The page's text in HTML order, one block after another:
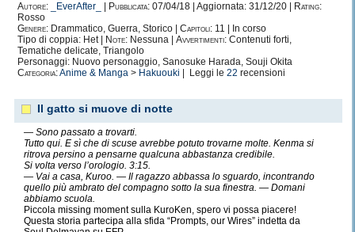
Autore:
_EverAfter_ Pubblicata: 07/04/18 | Aggiornata: 31/12/20 |
Rating:
Rosso
Genere: Drammatico, Guerra, Storico | Capitoli: 11 | In corso
Tipo di coppia: Het |
Note: Nessuna | Avvertimenti: Contenuti forti,
Tematiche delicate, Triangolo
Personaggi: Nuovo personaggio, Sanosuke Harada, Souji Okita
Categoria:Anime & Manga > Hakuouki | Leggi le 22 recensioni
Il gatto si muove di notte
— Sono passato a trovarti.
Tutto qui. E sì che di scuse avrebbe potuto trovarne molte. Kenma si
ritrova persino a pensarne qualcuna abbastanza credibile.
Si volta verso l’orologio. 3:15.
— Vai a casa, Kuroo. — Il ragazzo abbassa lo sguardo, incontrando
quello più ambrato del compagno sotto la sua finestra. — Domani
abbiamo scuola.
Piccola missing moment sulla KuroKen, spero vi possa piacere!
Questa storia partecipa alla sfida “Prompts, our Wires” indetta da